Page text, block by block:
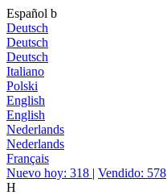
Español b
Deutsch
Deutsch
Deutsch
Italiano
Polski
English
English
Nederlands
Nederlands
Français
Nuevo hoy: 318 | Vendido: 578
H